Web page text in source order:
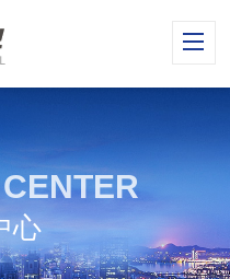
心